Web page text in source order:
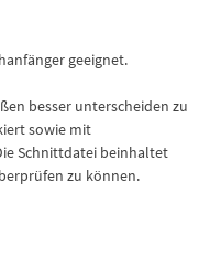
geeignet.
besser unterscheiden zu
sowie mit
Schnittdatei beinhaltet
zu können.